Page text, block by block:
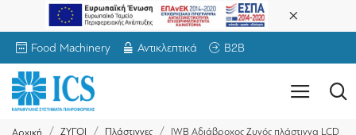
Food Machinery Αντικλεπτικά B2B
Αρχική ΖΥΓΟΙ Πλάστιγγες IWB Αδιάβροχος Ζυγός πλάστιγγα LCD